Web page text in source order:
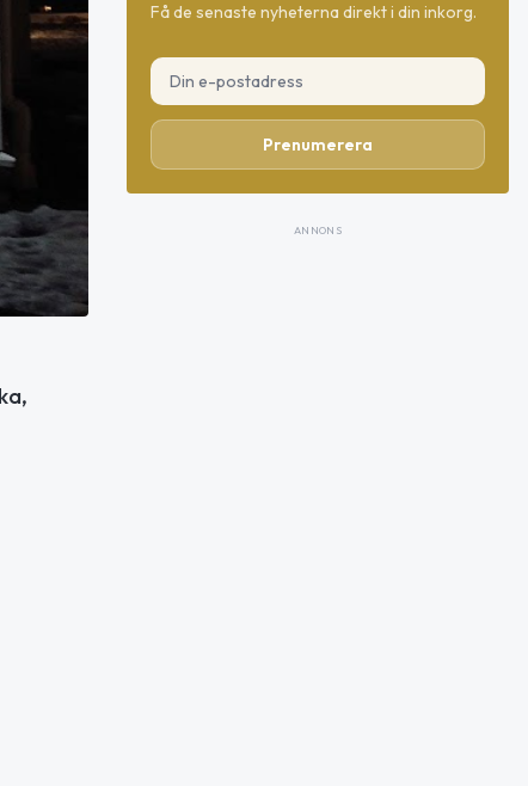
Få de senaste nyheterna direkt i din inkorg.
Prenumerera
ANNONS